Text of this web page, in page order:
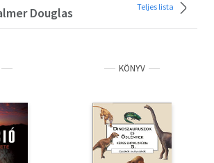
Douglas Teljes lista
KÖNYV